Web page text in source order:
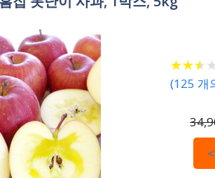
★★★ ★
★★★ ★
(125 개